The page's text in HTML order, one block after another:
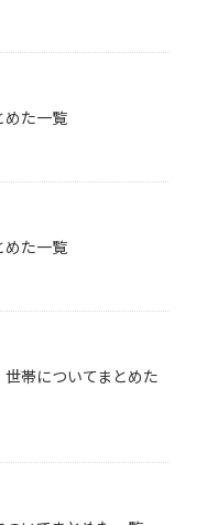
めた一覧
めた一覧
帯についてまとめた